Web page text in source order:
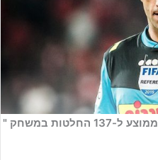
רועי ריינשרייבר – " שופט נדרש בממוצע ל-137 החלטות במשחק "